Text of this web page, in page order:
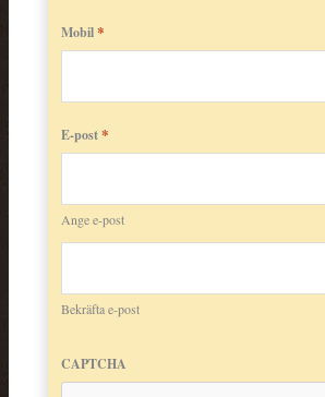
Mobil*
E-post*
Ange e-post
Bekräfta e-post
CAPTCHA